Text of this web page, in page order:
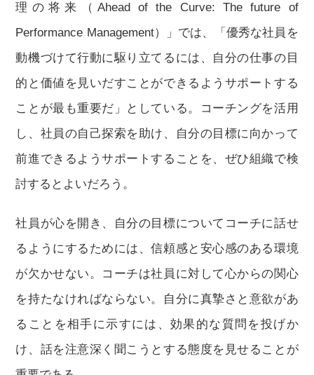
理の将来（Ahead of the Curve: The future of
Performance Management）」では、「優秀な社員を
動機づけて行動に駆り立てるには、自分の仕事の目
的と価値を見いだすことができるようサポートする
ことが最も重要だ」としている。コーチングを活用
し、社員の自己探索を助け、自分の目標に向かって
前進できるようサポートすることを、ぜひ組織で検
討するとよいだろう。
社員が心を開き、自分の目標についてコーチに話せ
るようにするためには、信頼感と安心感のある環境
が欠かせない。コーチは社員に対して心からの関心
を持たなければならない。自分に真摯さと意欲があ
ることを相手に示すには、効果的な質問を投げか
け、話を注意深く聞こうとする態度を見せることが